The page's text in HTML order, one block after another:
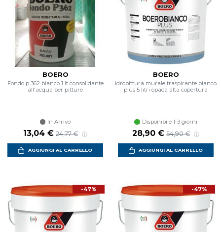
BOERO
Fondo p 362 bianco 1 lt consolidante
all'acqua per pitture
In Arrivo
Prezzo scontato
13,04 € Prezzo di listino
24,77 €
AGGIUNGI AL CARRELLO
BOERO
Idropittura murale traspirante bianco
plus 5 litri opaca alta copertura
Disponibile 1-3 giorni
Prezzo scontato
28,90 € Prezzo di listino
54,90 €
AGGIUNGI AL CARRELLO
-47% -47%